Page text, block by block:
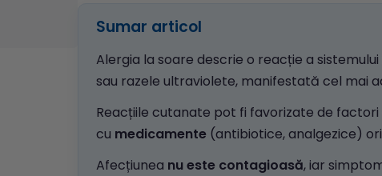
Sumar articol
Alergia la soare descrie o reacție a
sau razele ultraviolete, manifestată cel mai
Reacțiile cutanate pot fi favorizate de
cu medicamente (antibiotice, analgezice)
Afecțiunea nu este contagioasă, iar